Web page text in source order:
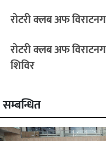
रोटरी क्लब अफ
रोटरी क्लब अफ
शिविर
सम्बन्धित